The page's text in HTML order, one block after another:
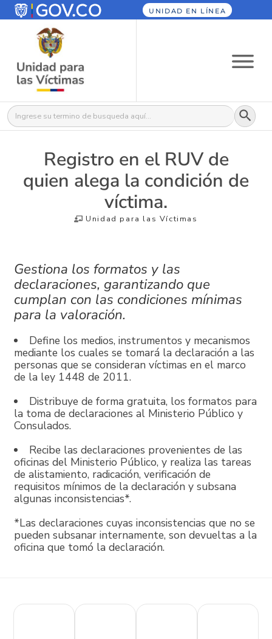
UNIDAD EN LÍNEA
Buscar: Botón
Registro en el RUV de
quien alega la condición de
víctima.
Unidad para las Víctimas
Gestiona los formatos y las
declaraciones, garantizando que
cumplan con las condiciones mínimas
para la valoración.
Define los medios, instrumentos y mecanismos
mediante los cuales se tomará la declaración a las
personas que se consideran víctimas en el marco
de la ley 1448 de 2011.
Distribuye de forma gratuita, los formatos para
la toma de declaraciones al Ministerio Público y
Consulados.
Recibe las declaraciones provenientes de las
oficinas del Ministerio Público, y realiza las tareas
de alistamiento, radicación, verificación de
requisitos mínimos de la declaración y subsana
algunas inconsistencias*.
*Las declaraciones cuyas inconsistencias que no se
pueden subsanar internamente, son devueltas a la
oficina que tomó la declaración.